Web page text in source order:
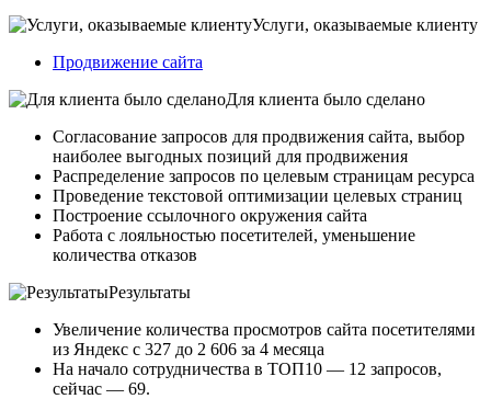
Услуги, оказываемые клиенту
Продвижение сайта
Для клиента было сделано
Согласование запросов для продвижения сайта, выбор
наиболее выгодных позиций для продвижения
Распределение запросов по целевым страницам ресурса
Проведение текстовой оптимизации целевых страниц
Построение ссылочного окружения сайта
Работа с лояльностью посетителей, уменьшение
количества отказов
Результаты
Увеличение количества просмотров сайта посетителями
из Яндекс с 327 до 2 606 за 4 месяца
На начало сотрудничества в ТОП10 — 12 запросов,
сейчас — 69.